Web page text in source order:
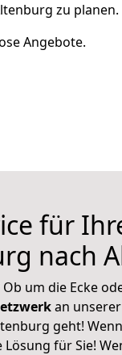
zu planen.
Angebote.
für
nach
um die Ecke
an
geht!
für Sie!